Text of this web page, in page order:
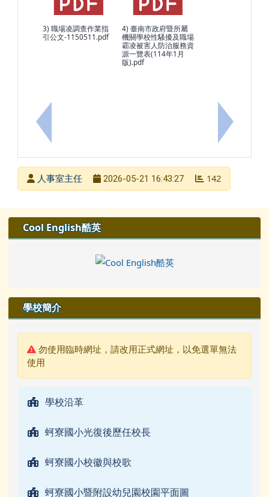
上一筆：轉知行政院性別平等處製作之各機關性騷擾防
3) 職場凌調查作業指
引公文-1150511.pdf
4) 臺南市政府暨所屬
機關學校性騷擾及職場
霸凌被害人防治服務資
源一覽表(114年1月
版).pdf
下一筆：
發布者人事室主任
2026-05-21 16:43:27 142
左邊區域內容
Cool English酷英
學校簡介
警告:
勿使用臨時網址，請改用正式網址，以免選單無法
使用
學校沿革
蚵寮國小光復後歷任校長
蚵寮國小校徽與校歌
蚵寮國小暨附設幼兒園校園平面圖